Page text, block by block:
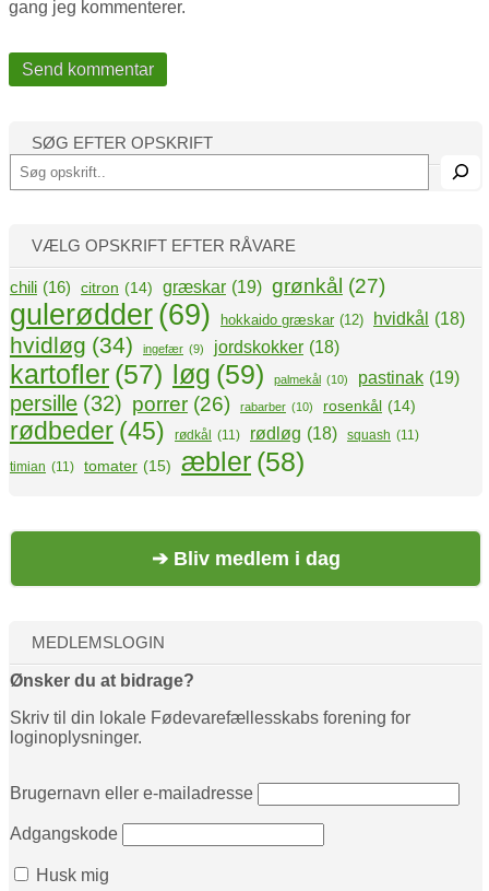
gang jeg kommenterer.
SØG EFTER OPSKRIFT
VÆLG OPSKRIFT EFTER RÅVARE
chili (16) citron (14) græskar (19) grønkål (27)
gulerødder (69) hokkaido græskar (12) hvidkål (18)
hvidløg (34) ingefær (9) jordskokker (18)
kartofler (57) løg (59) palmekål (10) pastinak (19)
persille (32) porrer (26) rabarber (10) rosenkål (14)
rødbeder (45) rødkål (11) rødløg (18) squash (11)
timian (11) tomater (15) æbler (58)
➔ Bliv medlem i dag
MEDLEMSLOGIN
Ønsker du at bidrage?
Skriv til din lokale Fødevarefællesskabs forening for
loginoplysninger.
Brugernavn eller e-mailadresse
Adgangskode
Husk mig